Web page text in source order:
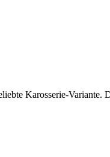
Karosserie-